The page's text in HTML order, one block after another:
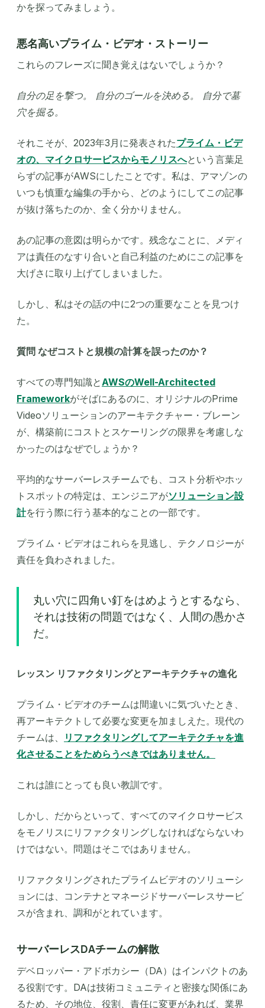
かを探ってみましょう。
悪名高いプライム・ビデオ・ストーリー
これらのフレーズに聞き覚えはないでしょうか？
自分の足を撃つ。 自分のゴールを決める。 自分で墓
穴を掘る。
それこそが、2023年3月に発表されたプライム・ビデ
オの、マイクロサービスからモノリスへという言葉足
らずの記事がAWSにしたことです。私は、アマゾンの
いつも慎重な編集の手から、どのようにしてこの記事
が抜け落ちたのか、全く分かりません。
あの記事の意図は明らかです。残念なことに、メディ
アは責任のなすり合いと自己利益のためにこの記事を
大げさに取り上げてしまいました。
しかし、私はその話の中に2つの重要なことを見つけ
た。
質問 なぜコストと規模の計算を誤ったのか？
すべての専門知識とAWSのWell-Architected
Frameworkがそばにあるのに、オリジナルのPrime
Videoソリューションのアーキテクチャー・ブレーン
が、構築前にコストとスケーリングの限界を考慮しな
かったのはなぜでしょうか？
平均的なサーバーレスチームでも、コスト分析やホッ
トスポットの特定は、エンジニアがソリューション設
計を行う際に行う基本的なことの一部です。
プライム・ビデオはこれらを見逃し、テクノロジーが
責任を負わされました。
丸い穴に四角い釘をはめようとするなら、
それは技術の問題ではなく、人間の愚かさ
だ。
レッスン リファクタリングとアーキテクチャの進化
プライム・ビデオのチームは間違いに気づいたとき、
再アーキテクトして必要な変更を加ましえた。現代の
チームは、
リファクタリングしてアーキテクチャを進
化させることをためらうべきではありません。
これは誰にとっても良い教訓です。
しかし、だからといって、すべてのマイクロサービス
をモノリスにリファクタリングしなければならないわ
けではない。問題はそこではありません。
リファクタリングされたプライムビデオのソリューシ
ョンには、コンテナとマネージドサーバーレスサービ
スが含まれ、調和がとれています。
サーバーレスDAチームの解散
デベロッパー・アドボカシー（DA）はインパクトのあ
る役割です。DAは技術コミュニティと密接な関係にあ
るため、その地位、役割、責任に変更があれば、業界